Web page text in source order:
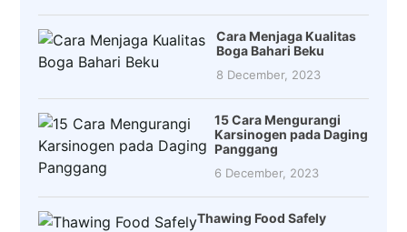
Cara Menjaga Kualitas
Boga Bahari Beku
8 December, 2023
15 Cara Mengurangi
Karsinogen pada Daging
Panggang
6 December, 2023
Thawing Food Safely